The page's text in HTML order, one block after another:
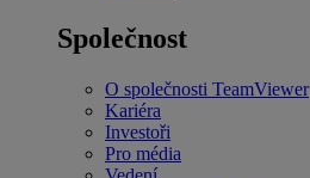
Společnost
O společnosti TeamViewer
Kariéra
Investoři
Pro média